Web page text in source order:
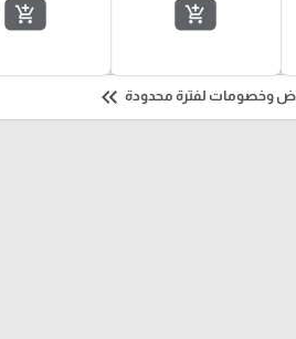
add_shopping_cart
add_shopping_cart
وخصومات لفترة محدودة keyboard_double_arrow_left